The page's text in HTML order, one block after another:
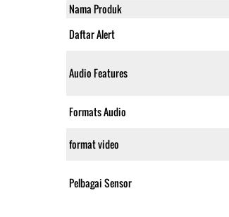
Nama Produk
Daftar Alert
Audio Features
Formats Audio
format video
Pelbagai Sensor